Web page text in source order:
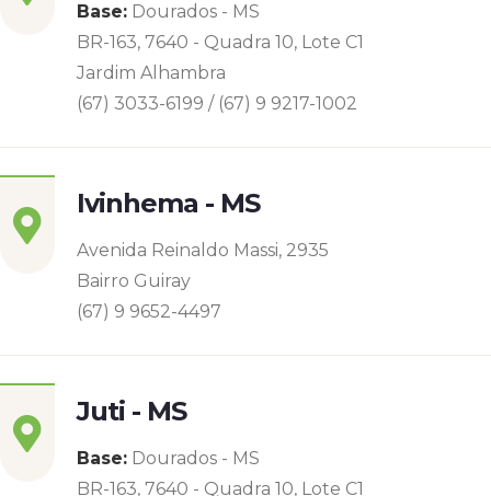
Base: Dourados - MS
BR-163, 7640 - Quadra 10, Lote C1
Jardim Alhambra
(67) 3033-6199 / (67) 9 9217-1002
Ivinhema - MS
Avenida Reinaldo Massi, 2935
Bairro Guiray
(67) 9 9652-4497
Juti - MS
Base: Dourados - MS
BR-163, 7640 - Quadra 10, Lote C1